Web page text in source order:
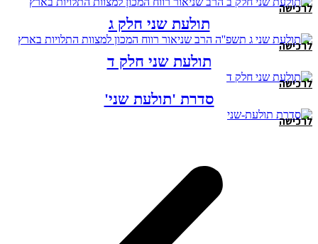
לרכישה
תולעת שני חלק ג
לרכישה
תולעת שני חלק ד
לרכישה
סדרת 'תולעת שני'
לרכישה